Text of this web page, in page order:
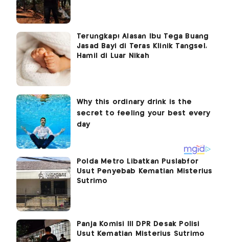
Terungkap! Alasan Ibu Tega Buang
Jasad Bayi di Teras Klinik Tangsel,
Hamil di Luar Nikah
Polda Metro Libatkan Puslabfor
Usut Penyebab Kematian Misterius
Sutrimo
Panja Komisi III DPR Desak Polisi
Usut Kematian Misterius Sutrimo